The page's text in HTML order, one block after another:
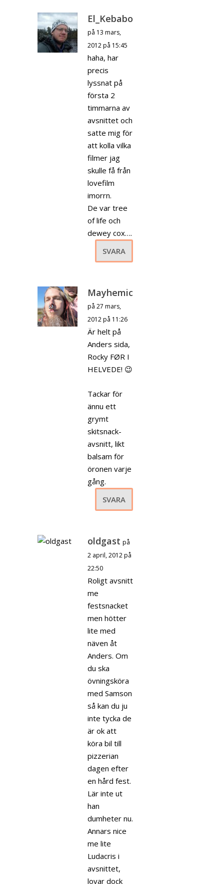
El_Kebabo
på 13 mars,
2012 på 15:45
haha, har
precis
lyssnat på
första 2
timmarna av
avsnittet och
satte mig för
att kolla vilka
filmer jag
skulle få från
lovefilm
imorrn.
De var tree
of life och
dewey cox….
SVARA
Mayhemic
på 27 mars,
2012 på 11:26
Är helt på
Anders sida,
Rocky FØR I
HELVEDE! 😉
Tackar för
ännu ett
grymt
skitsnack-
avsnitt, likt
balsam för
öronen varje
gång.
SVARA
oldgast på
2 april, 2012 på
22:50
Roligt avsnitt
me
festsnacket
men hötter
lite med
näven åt
Anders. Om
du ska
övningsköra
med Samson
så kan du ju
inte tycka de
är ok att
köra bil till
pizzerian
dagen efter
en hård fest.
Lär inte ut
han
dumheter nu.
Annars nice
me lite
Ludacris i
avsnittet,
lovar dock